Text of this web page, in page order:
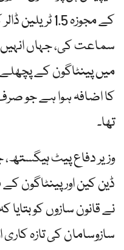
کے مجوزہ 1.5
سماعت کی، جہاں
کا اضافہ ہوا ہے جو
تھا۔
وزیر دفاع پیٹ
نے قانون سازوں کو
سازوسامان کی تازہ